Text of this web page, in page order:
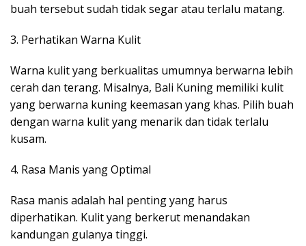
buah tersebut sudah tidak segar atau terlalu matang.
3. Perhatikan Warna Kulit
Warna kulit yang berkualitas umumnya berwarna lebih
cerah dan terang. Misalnya, Bali Kuning memiliki kulit
yang berwarna kuning keemasan yang khas. Pilih buah
dengan warna kulit yang menarik dan tidak terlalu
kusam.
4. Rasa Manis yang Optimal
Rasa manis adalah hal penting yang harus
diperhatikan. Kulit yang berkerut menandakan
kandungan gulanya tinggi.